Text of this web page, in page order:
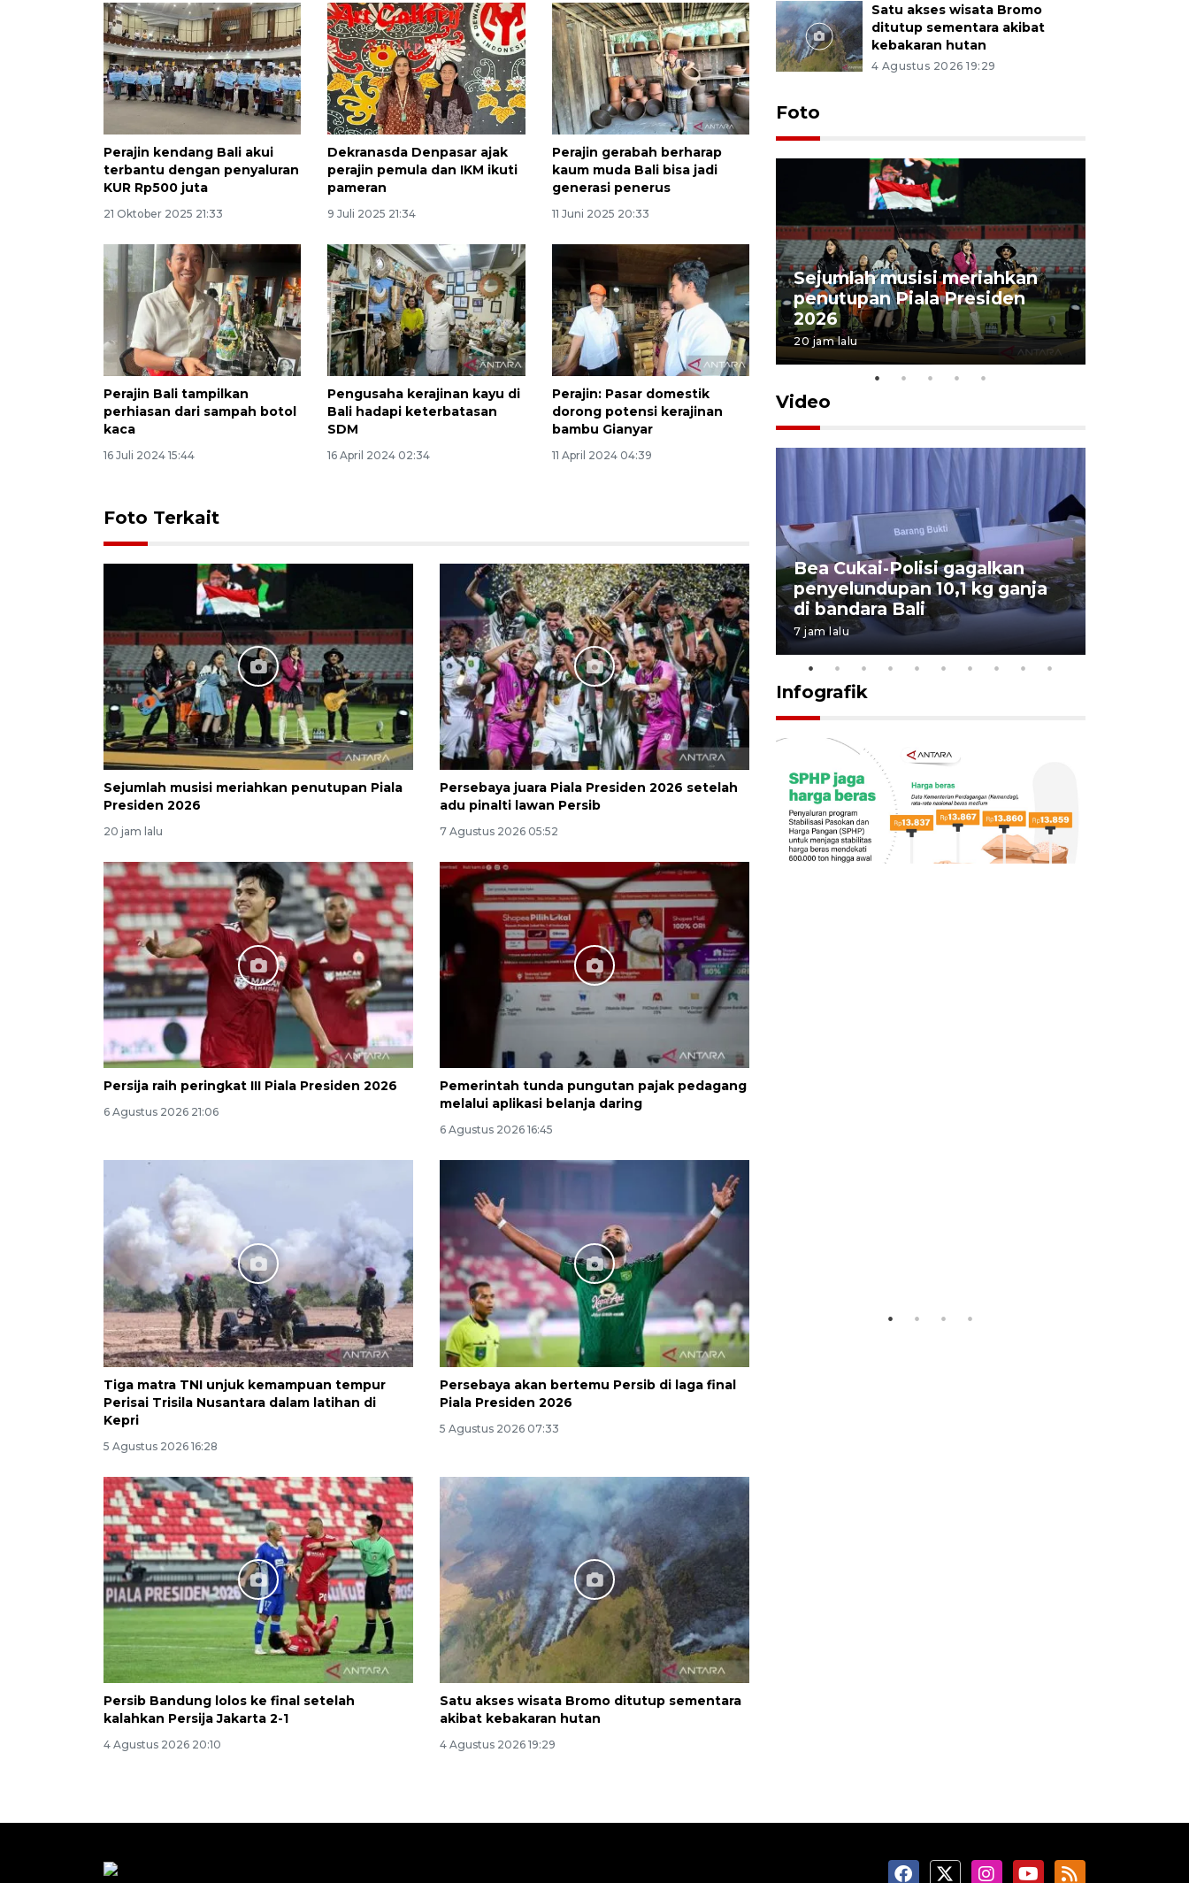
Perajin kendang Bali akui
terbantu dengan penyaluran
KUR Rp500 juta
21 Oktober 2025 21:33
Dekranasda Denpasar ajak
perajin pemula dan IKM ikuti
pameran
9 Juli 2025 21:34
Perajin gerabah berharap
kaum muda Bali bisa jadi
generasi penerus
11 Juni 2025 20:33
Perajin Bali tampilkan
perhiasan dari sampah botol
kaca
16 Juli 2024 15:44
Pengusaha kerajinan kayu di
Bali hadapi keterbatasan
SDM
16 April 2024 02:34
Perajin: Pasar domestik
dorong potensi kerajinan
bambu Gianyar
11 April 2024 04:39
Foto Terkait
Sejumlah musisi meriahkan penutupan Piala
Presiden 2026
20 jam lalu
Persebaya juara Piala Presiden 2026 setelah
adu pinalti lawan Persib
7 Agustus 2026 05:52
Persija raih peringkat III Piala Presiden 2026
6 Agustus 2026 21:06
Pemerintah tunda pungutan pajak pedagang
melalui aplikasi belanja daring
6 Agustus 2026 16:45
Tiga matra TNI unjuk kemampuan tempur
Perisai Trisila Nusantara dalam latihan di
Kepri
5 Agustus 2026 16:28
Persebaya akan bertemu Persib di laga final
Piala Presiden 2026
5 Agustus 2026 07:33
Persib Bandung lolos ke final setelah
kalahkan Persija Jakarta 2-1
4 Agustus 2026 20:10
Satu akses wisata Bromo ditutup sementara
akibat kebakaran hutan
4 Agustus 2026 19:29
Satu akses wisata Bromo
ditutup sementara akibat
kebakaran hutan
4 Agustus 2026 19:29
Foto
Tiga matra TNI unjuk
kemampuan tempur Perisai
Trisila Nusantara dalam
latihan di Kepri
5 Agustus 2026 16:28
Sejumlah musisi meriahkan
penutupan Piala Presiden
2026
20 jam lalu
Video
Polisi tetapkan lima tersangka
pengeroyokan maling ayam di
Tabanan
27 Juli 2026 22:32
Bea Cukai-Polisi gagalkan
penyelundupan 10,1 kg ganja
di bandara Bali
7 jam lalu
Infografik
132 ribu keluarga graduasi dari
kemiskinan
2026-08-07 06:45:00